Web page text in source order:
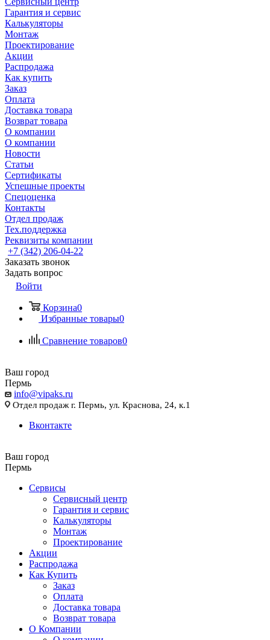
Гарантия и сервис
Калькуляторы
Монтаж
Проектирование
Акции
Распродажа
Как купить
Заказ
Оплата
Доставка товара
Возврат товара
О компании
О компании
Новости
Статьи
Сертификаты
Успешные проекты
Спецоценка
Контакты
Отдел продаж
Тех.поддержка
Реквизиты компании
+7 (342) 206-04-22
Заказать звонок
Задать вопрос
Войти
Корзина0
Избранные товары0
Сравнение товаров0
Ваш город
Пермь
info@vipaks.ru
Отдел продаж г. Пермь, ул. Краснова, 24, к.1
Вконтакте
Ваш город
Пермь
Сервисы
Сервисный центр
Гарантия и сервис
Калькуляторы
Монтаж
Проектирование
Акции
Распродажа
Как Купить
Заказ
Оплата
Доставка товара
Возврат товара
О Компании